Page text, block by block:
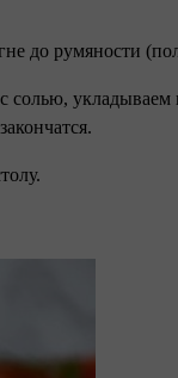
до румяности